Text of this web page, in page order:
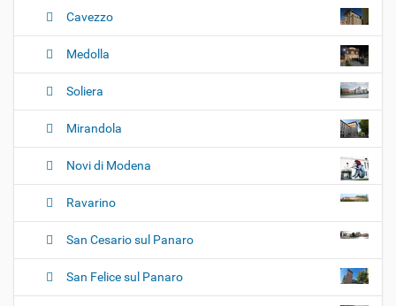
Cavezzo
Medolla
Soliera
Mirandola
Novi di Modena
Ravarino
San Cesario sul Panaro
San Felice sul Panaro